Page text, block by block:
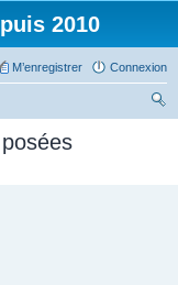
2010
Connexion
M’enregistrer